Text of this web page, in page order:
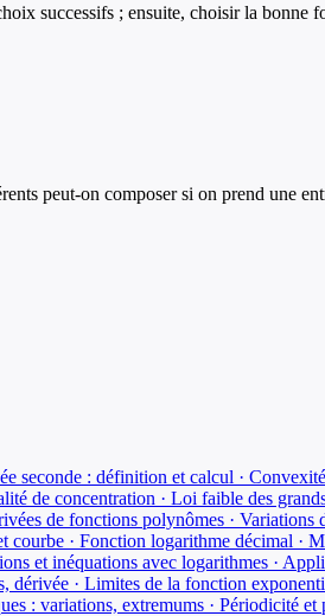
successifs ; ensuite, choisir la bonne
peut-on composer si on prend une
seconde : définition et calcul ·
de concentration · Loi faible des
de fonctions polynômes · Variations
courbe · Fonction logarithme décimal ·
et inéquations avec logarithmes ·
dérivée · Limites de la fonction
: variations, extremums · Périodicité